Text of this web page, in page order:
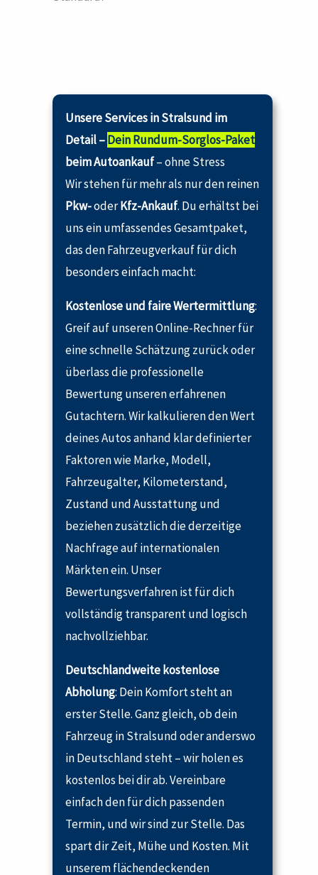
Unsere Services in Stralsund im
Detail –Dein Rundum-Sorglos-Paket
beim Autoankauf– ohne Stress
Wir stehen für mehr als nur den reinen
Pkw-oderKfz-Ankauf. Du erhältst bei
uns ein umfassendes Gesamtpaket,
das den Fahrzeugverkauf für dich
besonders einfach macht:
Kostenlose und faire Wertermittlung:
Greif auf unseren Online-Rechner für
eine schnelle Schätzung zurück oder
überlass die professionelle
Bewertung unseren erfahrenen
Gutachtern. Wir kalkulieren den Wert
deines Autos anhand klar definierter
Faktoren wie Marke, Modell,
Fahrzeugalter, Kilometerstand,
Zustand und Ausstattung und
beziehen zusätzlich die derzeitige
Nachfrage auf internationalen
Märkten ein. Unser
Bewertungsverfahren ist für dich
vollständig transparent und logisch
nachvollziehbar.
Deutschlandweite kostenlose
Abholung: Dein Komfort steht an
erster Stelle. Ganz gleich, ob dein
Fahrzeug in Stralsund oder anderswo
in Deutschland steht – wir holen es
kostenlos bei dir ab. Vereinbare
einfach den für dich passenden
Termin, und wir sind zur Stelle. Das
spart dir Zeit, Mühe und Kosten. Mit
unserem flächendeckenden